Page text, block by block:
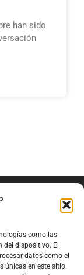
como las
dispositivo. El
datos como el
únicas en este sitio.
han sido